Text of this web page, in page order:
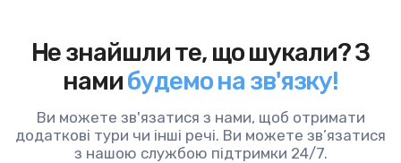
Не знайшли те, що шукали? З
намибудемо на зв'язку!
Ви можете зв'язатися з нами, щоб отримати
додаткові тури чи інші речі. Ви можете зв’язатися
з нашою службою підтримки 24/7.